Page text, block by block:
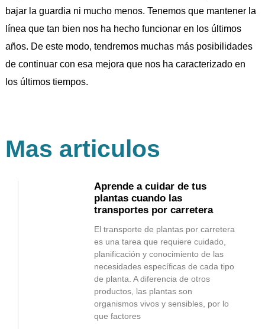
bajar la guardia ni mucho menos. Tenemos que mantener la
línea que tan bien nos ha hecho funcionar en los últimos
años. De este modo, tendremos muchas más posibilidades
de continuar con esa mejora que nos ha caracterizado en
los últimos tiempos.
Mas articulos
Aprende a cuidar de tus
plantas cuando las
transportes por carretera
El transporte de plantas por carretera
es una tarea que requiere cuidado,
planificación y conocimiento de las
necesidades específicas de cada tipo
de planta. A diferencia de otros
productos, las plantas son
organismos vivos y sensibles, por lo
que factores